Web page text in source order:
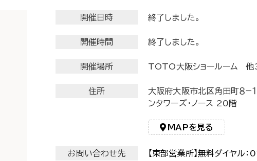
開催日時 終了しました。
開催時間 終了しました。
開催場所 TOTO大阪ショールーム 他
住所
大阪府大阪市北区角田町８−
ンタワーズ・ノース 20階
MAPを見る
お問い合わせ先
【東部営業所】無料ダイヤル